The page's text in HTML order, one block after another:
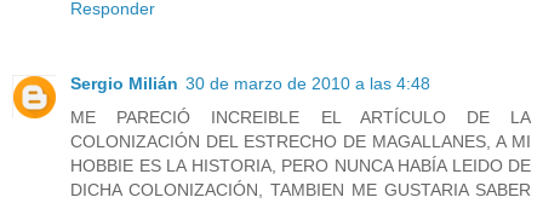
Responder
Sergio Milián 30 de marzo de 2010 a las 4:48
ME PARECIÓ INCREIBLE EL ARTÍCULO DE LA
COLONIZACIÓN DEL ESTRECHO DE MAGALLANES, A MI
HOBBIE ES LA HISTORIA, PERO NUNCA HABÍA LEIDO DE
DICHA COLONIZACIÓN, TAMBIEN ME GUSTARIA SABER